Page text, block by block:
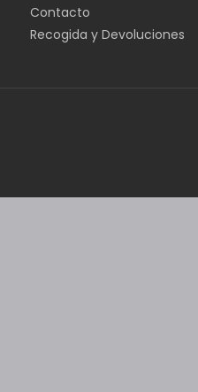
Contacto
Recogida y Devoluciones